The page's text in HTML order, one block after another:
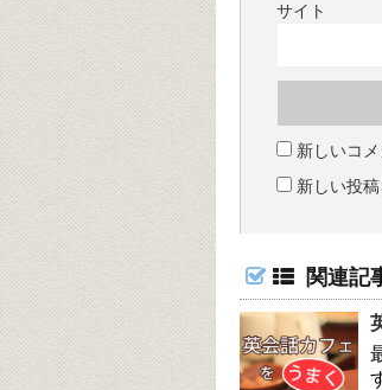
サイト
新しいコ
新しい投
関連記